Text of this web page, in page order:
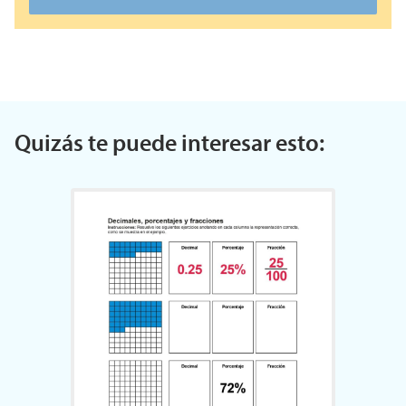
Quizás te puede interesar esto: